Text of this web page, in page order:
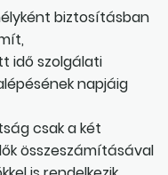
biztosításban
idő szolgálati
napjáig
csak a két
összeszámításával